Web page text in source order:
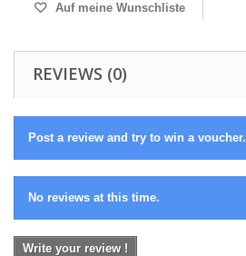
Auf meine Wunschliste
REVIEWS (0)
Post a review and try to win a voucher.
No reviews at this time.
Write your review !